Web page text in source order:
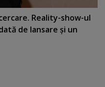
Reality-show-ul
de lansare şi un